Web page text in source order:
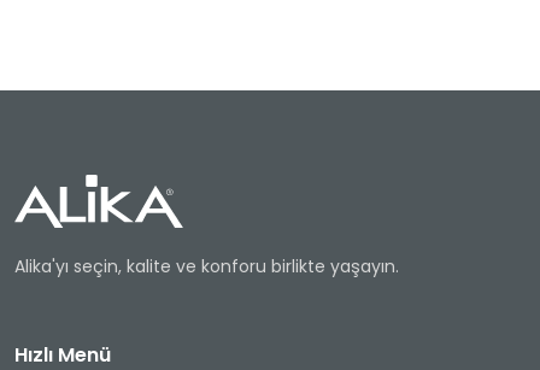
Alika'yı seçin, kalite ve konforu birlikte yaşayın.
Hızlı Menü